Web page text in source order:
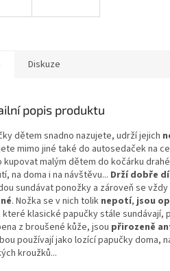
Diskuze
popis produktu
dětem snadno nazujete, udrží jejich
mimo jiné také do autosedaček na
kupovat malým dětem do kočárku
na doma i na návštěvu... Drží dobře
sundávat ponožky a zároveň se
. Nožka se v nich tolik nepotí, jsou
klasické papučky stále sundávají,
z broušené kůže, jsou přirozeně
používají jako lozící papučky doma,
kroužků...